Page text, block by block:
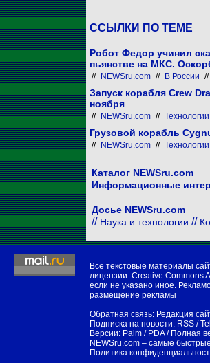
ССЫЛКИ ПО ТЕМЕ
Робот Федор учинил
пьянстве на МКС.
// NEWSru.com // В России //
Запуск корабля Crew
ноября
// NEWSru.com // Технологии
Грузовой корабль
// NEWSru.com // Технологии
Каталог NEWSru.com
Информационные
Досье NEWSru.com
// Наука и технологии //
Все текстовые материалы
лицензии: Creative Commons
если не указано иное.
размещение рекламы
Обратная связь: Редакция
Подписка на новости: RSS /
Версии: Palm / PDA/ Полная
NEWSru.com – самые
Политика